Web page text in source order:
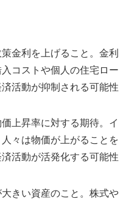
金利を上げること。金利
コストや個人の住宅ロー
活動が抑制される可能性
上昇率に対する期待。イ
々は物価が上がることを
活動が活発化する可能性
きい資産のこと。株式や